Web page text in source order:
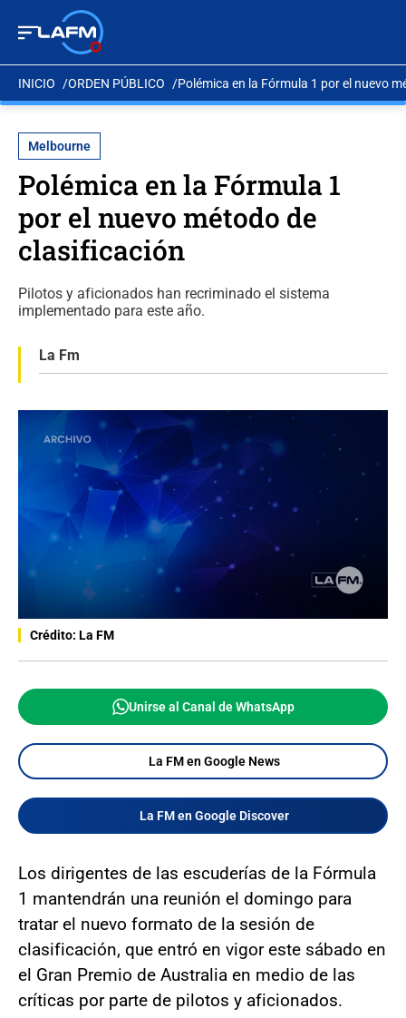
INICIO ORDEN PÚBLICO Polémica en la Fórmula 1 por el nuevo
Melbourne
Polémica en la Fórmula 1
por el nuevo método de
clasificación
Pilotos y aficionados han recriminado el sistema
implementado para este año.
La Fm
Crédito: La FM
Unirse al Canal de WhatsApp
La FM en Google News
La FM en Google Discover
Los dirigentes de las escuderías de la Fórmula
1 mantendrán una reunión el domingo para
tratar el nuevo formato de la sesión de
clasificación, que entró en vigor este sábado en
el Gran Premio de Australia en medio de las
críticas por parte de pilotos y aficionados.